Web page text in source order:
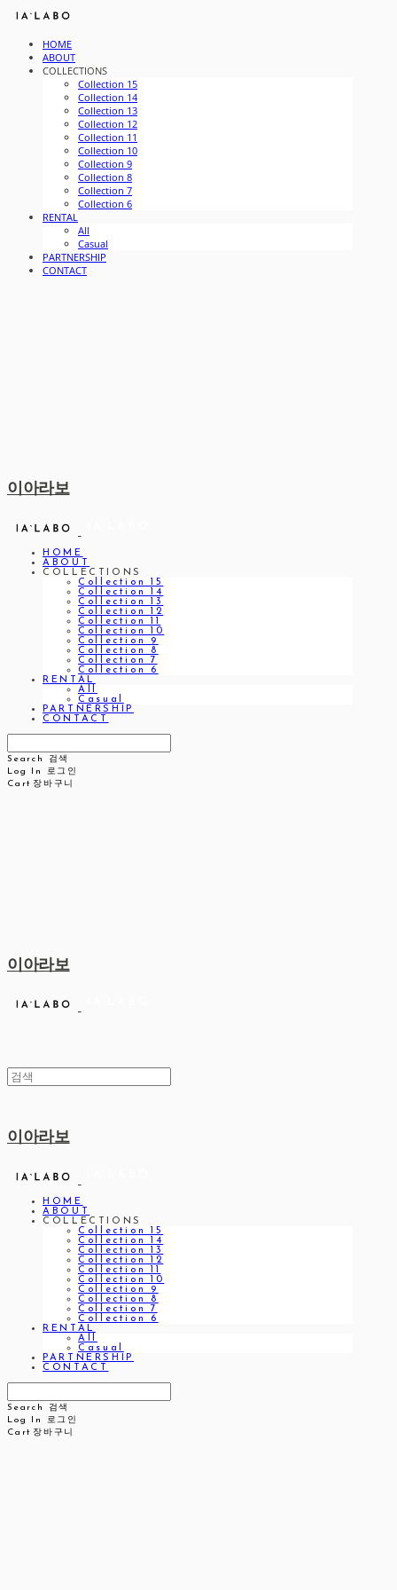
HOME
ABOUT
COLLECTIONS
Collection 15
Collection 14
Collection 13
Collection 12
Collection 11
Collection 10
Collection 9
Collection 8
Collection 7
Collection 6
RENTAL
All
Casual
PARTNERSHIP
CONTACT
이아라보
HOME
ABOUT
COLLECTIONS
Collection 15
Collection 14
Collection 13
Collection 12
Collection 11
Collection 10
Collection 9
Collection 8
Collection 7
Collection 6
RENTAL
All
Casual
PARTNERSHIP
CONTACT
Search
검색
Log In
로그인
Cart 장바구니
이아라보
이아라보
HOME
ABOUT
COLLECTIONS
Collection 15
Collection 14
Collection 13
Collection 12
Collection 11
Collection 10
Collection 9
Collection 8
Collection 7
Collection 6
RENTAL
All
Casual
PARTNERSHIP
CONTACT
Search
검색
Log In
로그인
Cart 장바구니